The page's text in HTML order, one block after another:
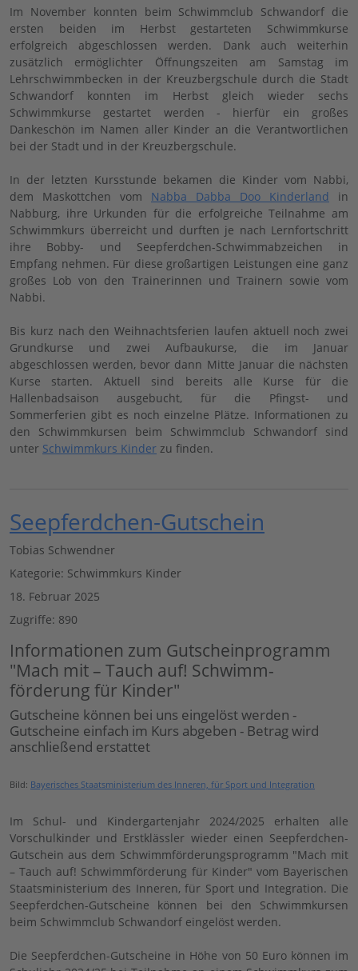
Im November konnten beim Schwimmclub Schwandorf die
ersten beiden im Herbst gestarteten Schwimmkurse
erfolgreich abgeschlossen werden. Dank auch weiterhin
zusätzlich ermöglichter Öffnungszeiten am Samstag im
Lehrschwimmbecken in der Kreuzbergschule durch die Stadt
Schwandorf konnten im Herbst gleich wieder sechs
Schwimmkurse gestartet werden - hierfür ein großes
Dankeschön im Namen aller Kinder an die Verantwortlichen
bei der Stadt und in der Kreuzbergschule.
In der letzten Kursstunde bekamen die Kinder vom Nabbi,
dem Maskottchen vom Nabba Dabba Doo Kinderland in
Nabburg, ihre Urkunden für die erfolgreiche Teilnahme am
Schwimmkurs überreicht und durften je nach Lernfortschritt
ihre Bobby- und Seepferdchen-Schwimmabzeichen in
Empfang nehmen. Für diese großartigen Leistungen eine ganz
großes Lob von den Trainerinnen und Trainern sowie vom
Nabbi.
Bis kurz nach den Weihnachtsferien laufen aktuell noch zwei
Grundkurse und zwei Aufbaukurse, die im Januar
abgeschlossen werden, bevor dann Mitte Januar die nächsten
Kurse starten. Aktuell sind bereits alle Kurse für die
Hallenbadsaison ausgebucht, für die Pfingst- und
Sommerferien gibt es noch einzelne Plätze. Informationen zu
den Schwimmkursen beim Schwimmclub Schwandorf sind
unter Schwimmkurs Kinder zu finden.
Seepferdchen-Gutschein
Tobias Schwendner
Kategorie: Schwimmkurs Kinder
18. Februar 2025
Zugriffe: 890
Informationen zum Gutscheinprogramm
"Mach mit – Tauch auf! Schwimm­
förderung für Kinder"
Gutscheine können bei uns eingelöst werden -
Gutscheine einfach im Kurs abgeben - Betrag wird
anschließend erstattet
Bild: Bayerisches Staatsministerium des Inneren, für Sport und Integration
Im Schul- und Kindergartenjahr 2024/2025 erhalten alle
Vorschulkinder und Erstklässler wieder einen Seepferdchen-
Gutschein aus dem Schwimmförderungsprogramm "Mach mit
– Tauch auf! Schwimm­förderung für Kinder" vom Bayerischen
Staatsministerium des Inneren, für Sport und Integration. Die
Seepferdchen-Gutscheine können bei den Schwimmkursen
beim Schwimmclub Schwandorf eingelöst werden.
Die Seepferdchen-Gutscheine in Höhe von 50 Euro können im